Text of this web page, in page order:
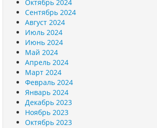
Октябрь 2024
Сентябрь 2024
Август 2024
Июль 2024
Июнь 2024
Май 2024
Апрель 2024
Март 2024
Февраль 2024
Январь 2024
Декабрь 2023
Ноябрь 2023
Октябрь 2023